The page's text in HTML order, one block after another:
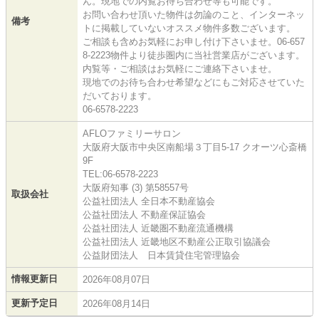
備考
お問い合わせ頂いた物件は勿論のこと、インターネッ
トに掲載していないオススメ物件多数ございます。
ご相談も含めお気軽にお申し付け下さいませ。06-657
8-2223物件より徒歩圏内に当社営業店がございます。
内覧等・ご相談はお気軽にご連絡下さいませ。
現地でのお待ち合わせ希望などにもご対応させていた
だいております。
06-6578-2223
取扱会社
AFLOファミリーサロン
大阪府大阪市中央区南船場３丁目5-17 クオーツ心斎橋
9F
TEL:06-6578-2223
大阪府知事 (3) 第58557号
公益社団法人 全日本不動産協会
公益社団法人 不動産保証協会
公益社団法人 近畿圏不動産流通機構
公益社団法人 近畿地区不動産公正取引協議会
公益財団法人 日本賃貸住宅管理協会
情報更新日 2026年08月07日
更新予定日 2026年08月14日